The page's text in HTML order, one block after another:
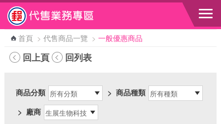
跳到主要內容區塊
首頁 > 代售商品一覽 > 一般優惠商品
回上頁 回列表
商品分類 > 商品種類
> 廠商